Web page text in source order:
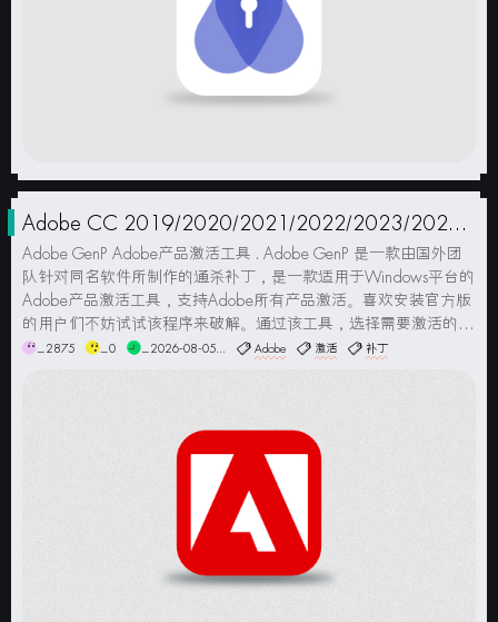
Adobe CC 2019/2020/2021/2022/2023/2024
GenP 通用激活补丁
Adobe GenP Adobe产品激活工具 . Adobe GenP 是一款由国外团
队针对同名软件所制作的通杀补丁，是一款适用于Windows平台的
Adobe产品激活工具，支持Adobe所有产品激活。喜欢安装官方版
的用户们不妨试试该程序来破解。通过该工具，选择需要激活的工
具，点击patch激活成功即可免费使用软件内的所有功能。支持一
_2875 _0 _2026-08-05... Adobe 激活 补丁